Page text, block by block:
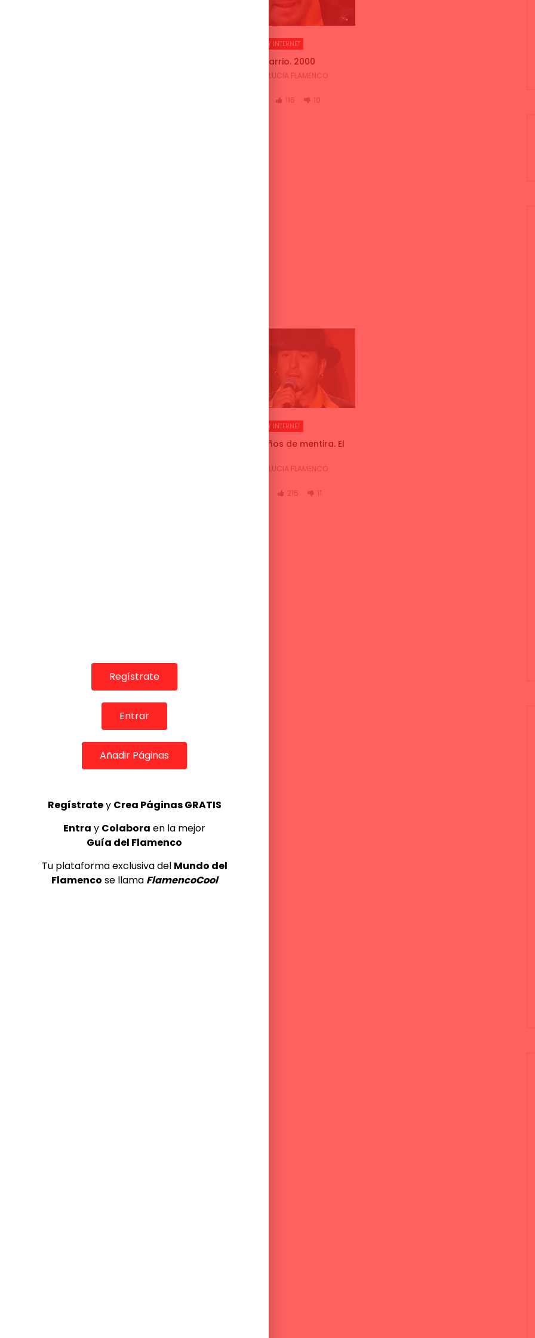
TELEVISIONES POR INTERNET
Bulerías. El Barrio. 2000
CANAL ANDALUCIA FLAMENCO
116 10
TELEVISIONES POR INTERNET
Tangos. Sueños de mentira. El
CANAL ANDALUCIA FLAMENCO
215 11
Regístrate
Entrar
Añadir Páginas
Regístratey Crea Páginas GRATIS
Entra y Colabora en la mejor
Guía del Flamenco
Tu plataforma exclusiva del Mundo del
Flamenco se llama FlamencoCool